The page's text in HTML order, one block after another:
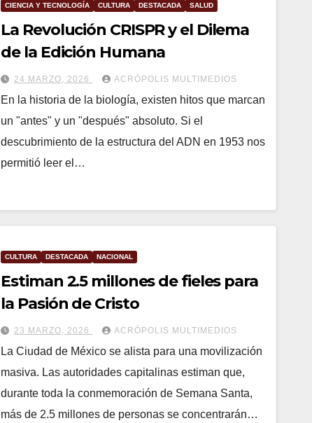
CIENCIA Y TECNOLOGÍA CULTURA DESTACADA SALUD
La Revolución CRISPR y el Dilema
de la Edición Humana
24 MARZO, 2026 ACRÓPOLIS MULTIMEDIOS
En la historia de la biología, existen hitos que marcan
un "antes" y un "después" absoluto. Si el
descubrimiento de la estructura del ADN en 1953 nos
permitió leer el…
CULTURA DESTACADA NACIONAL
Estiman 2.5 millones de fieles para
la Pasión de Cristo
23 MARZO, 2026 ACRÓPOLIS MULTIMEDIOS
La Ciudad de México se alista para una movilización
masiva. Las autoridades capitalinas estiman que,
durante toda la conmemoración de Semana Santa,
más de 2.5 millones de personas se concentrarán…